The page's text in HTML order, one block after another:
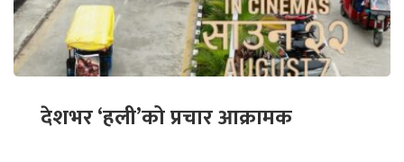
देशभर ‘हली’को प्रचार आक्रामक